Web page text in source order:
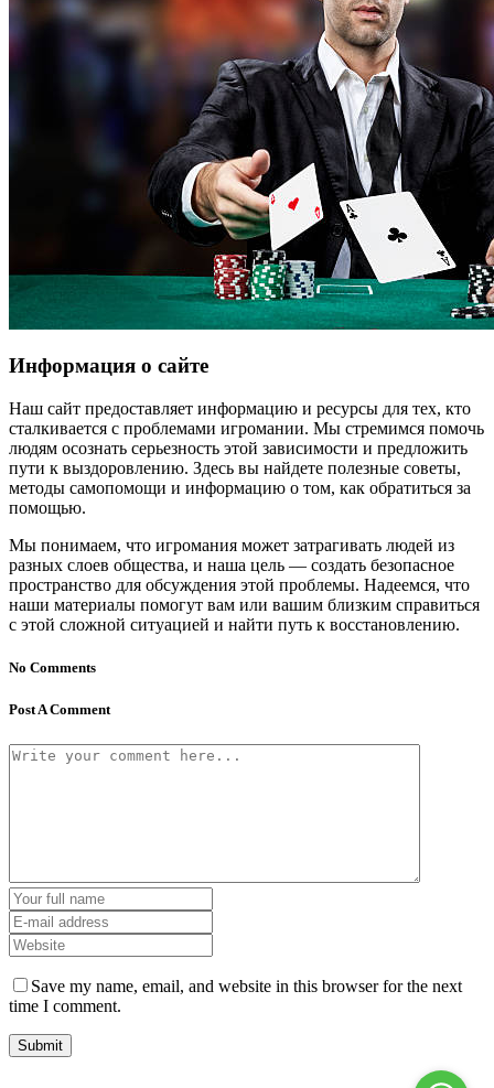
Информация о сайте
Наш сайт предоставляет информацию и ресурсы для тех, кто
сталкивается с проблемами игромании. Мы стремимся помочь
людям осознать серьезность этой зависимости и предложить
пути к выздоровлению. Здесь вы найдете полезные советы,
методы самопомощи и информацию о том, как обратиться за
помощью.
Мы понимаем, что игромания может затрагивать людей из
разных слоев общества, и наша цель — создать безопасное
пространство для обсуждения этой проблемы. Надеемся, что
наши материалы помогут вам или вашим близким справиться
с этой сложной ситуацией и найти путь к восстановлению.
No Comments
Post A Comment
Save my name, email, and website in this browser for the next
time I comment.